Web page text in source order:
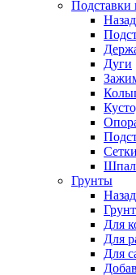
Подставки
Назад
Дуги
Сетки
Грунты
Назад
Для
Для
Для